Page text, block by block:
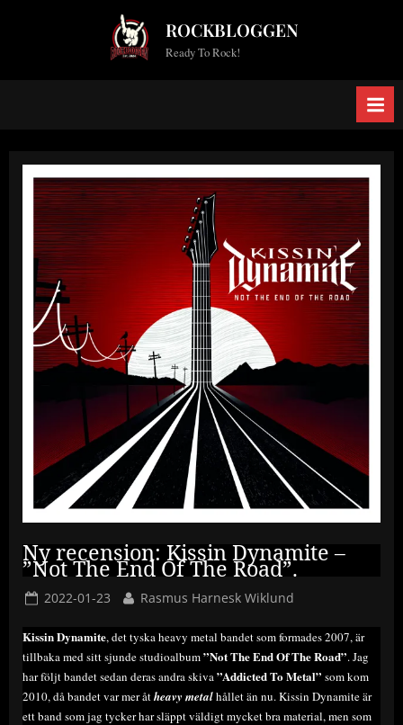
ROCKBLOGGEN
Ready To Rock!
Ny recension: Kissin Dynamite –
”Not The End Of The Road”.
Posted
2022-01-23 By
Rasmus Harnesk Wiklund
Kissin Dynamite, det tyska heavy metal bandet som formades 2007, är
tillbaka med sitt sjunde studioalbum”Not The End Of The Road”. Jag
har följt bandet sedan deras andra skiva”Addicted To Metal” som kom
2010, då bandet var mer åtheavy metalhållet än nu. Kissin Dynamite är
ett band som jag tycker har släppt väldigt mycket bra material, men som